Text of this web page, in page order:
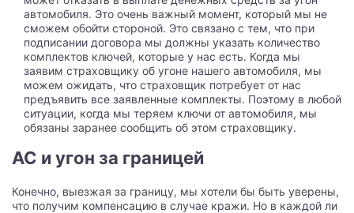
автомобиля. Это очень важный момент, который мы не
сможем обойти стороной. Это связано с тем, что при
подписании договора мы должны указать количество
комплектов ключей, которые у нас есть. Когда мы
заявим страховщику об угоне нашего автомобиля, мы
можем ожидать, что страховщик потребует от нас
предъявить все заявленные комплекты. Поэтому в любой
ситуации, когда мы теряем ключи от автомобиля, мы
обязаны заранее сообщить об этом страховщику.
AC и угон за границей
Конечно, выезжая за границу, мы хотели бы быть уверены,
что получим компенсацию в случае кражи. Но в каждой ли